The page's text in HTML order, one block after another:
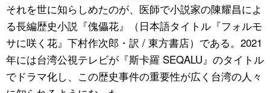
それを世に知らしめたのが、医師で小説家の陳耀昌によ
る長編歴史小説『傀儡花』（日本語タイトル『フォルモ
サに咲く花』下村作次郎・訳 / 東方書店）である。2021
年には台湾公視テレビが『斯卡羅 SEQALU』のタイトル
でドラマ化し、この歴史事件の重要性が広く台湾の人々